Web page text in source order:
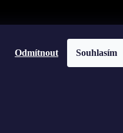
Odmítnout Souhlasím